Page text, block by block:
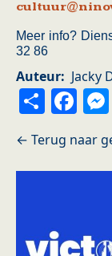
Meer info?
32 86
Auteur Jacky